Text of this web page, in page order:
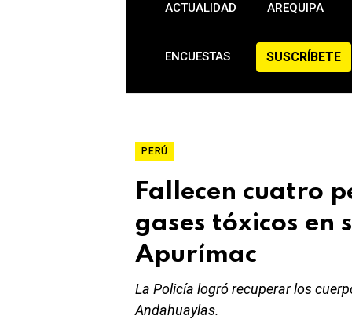
ACTUALIDAD AREQUIPA
ENCUESTAS SUSCRÍBETE
PERÚ
Fallecen cuatro
gases tóxicos en
Apurímac
La Policía logró recuperar los
Andahuaylas.